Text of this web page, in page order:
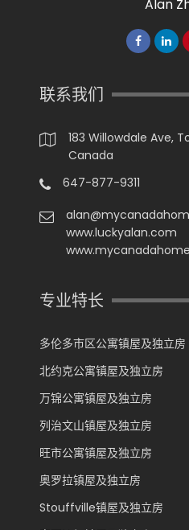
Alan
联系我们
183 Willowdale Ave,
Canada
647-877-9311
www.luckyalan.com
专业特长
多伦多市区公寓镇屋及独立房
北约克公寓镇屋及独立房
万锦公寓镇屋及独立房
列治文山镇屋及独立房
旺市公寓镇屋及独立房
奥罗拉镇屋及独立房
Stouffville镇屋及独立房